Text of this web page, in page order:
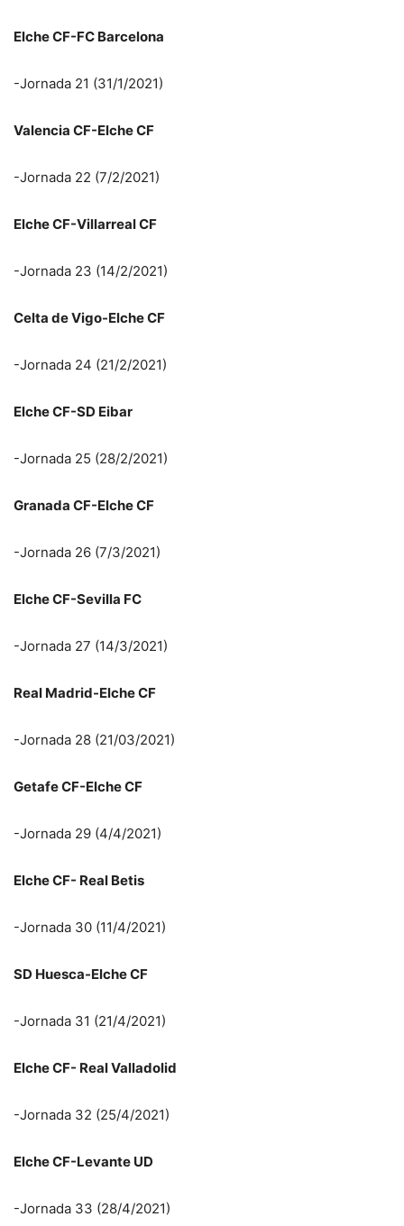
Elche CF-FC Barcelona
-Jornada 21 (31/1/2021)
Valencia CF-Elche CF
-Jornada 22 (7/2/2021)
Elche CF-Villarreal CF
-Jornada 23 (14/2/2021)
Celta de Vigo-Elche CF
-Jornada 24 (21/2/2021)
Elche CF-SD Eibar
-Jornada 25 (28/2/2021)
Granada CF-Elche CF
-Jornada 26 (7/3/2021)
Elche CF-Sevilla FC
-Jornada 27 (14/3/2021)
Real Madrid-Elche CF
-Jornada 28 (21/03/2021)
Getafe CF-Elche CF
-Jornada 29 (4/4/2021)
Elche CF- Real Betis
-Jornada 30 (11/4/2021)
SD Huesca-Elche CF
-Jornada 31 (21/4/2021)
Elche CF- Real Valladolid
-Jornada 32 (25/4/2021)
Elche CF-Levante UD
-Jornada 33 (28/4/2021)